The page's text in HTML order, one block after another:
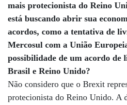
mais protecionista do Reino
está buscando abrir sua
acordos, como a tentativa de
Mercosul com a União
possibilidade de um acordo de
Brasil e Reino Unido?
Não considero que o Brexit
protecionista do Reino Unido. A